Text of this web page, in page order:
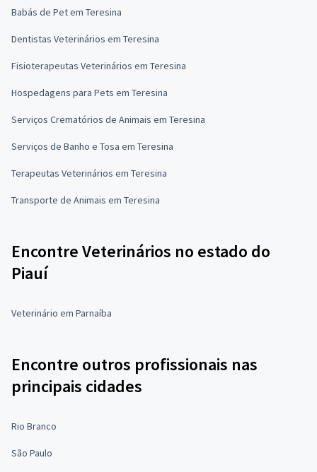
Babás de Pet em Teresina
Dentistas Veterinários em Teresina
Fisioterapeutas Veterinários em Teresina
Hospedagens para Pets em Teresina
Serviços Crematórios de Animais em Teresina
Serviços de Banho e Tosa em Teresina
Terapeutas Veterinários em Teresina
Transporte de Animais em Teresina
Encontre Veterinários no estado do
Piauí
Veterinário em Parnaíba
Encontre outros profissionais nas
principais cidades
Rio Branco
São Paulo